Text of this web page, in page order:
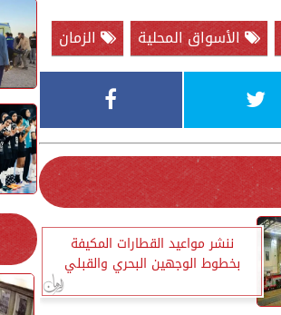
الأسواق المحلية الزمان
ننشر مواعيد القطارات المكيفة
بخطوط الوجهين البحري والقبلي